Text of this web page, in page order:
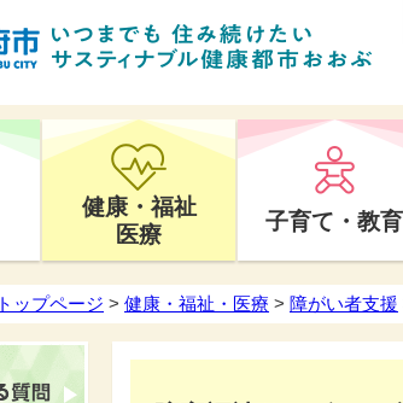
健康・福祉
医療
子育て・教育
トップページ > 健康・福祉・医療 > 障がい者支援